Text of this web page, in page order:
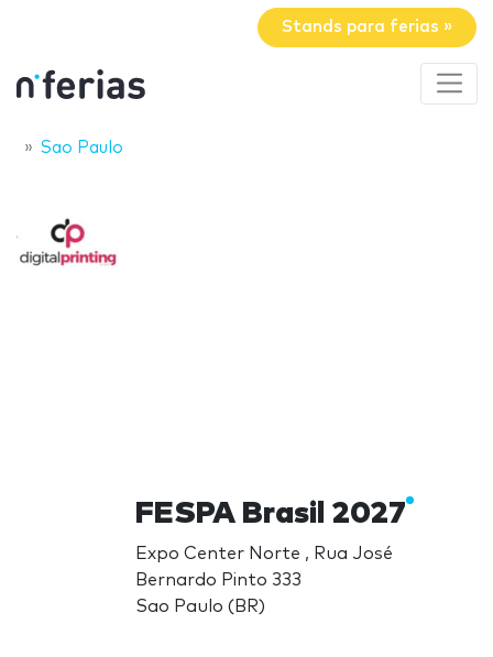
Stands para ferias »
Sao Paulo
FESPA Brasil 2027
Expo Center Norte , Rua José
Bernardo Pinto 333
Sao Paulo (BR)